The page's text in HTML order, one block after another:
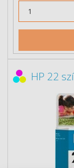
HP 22